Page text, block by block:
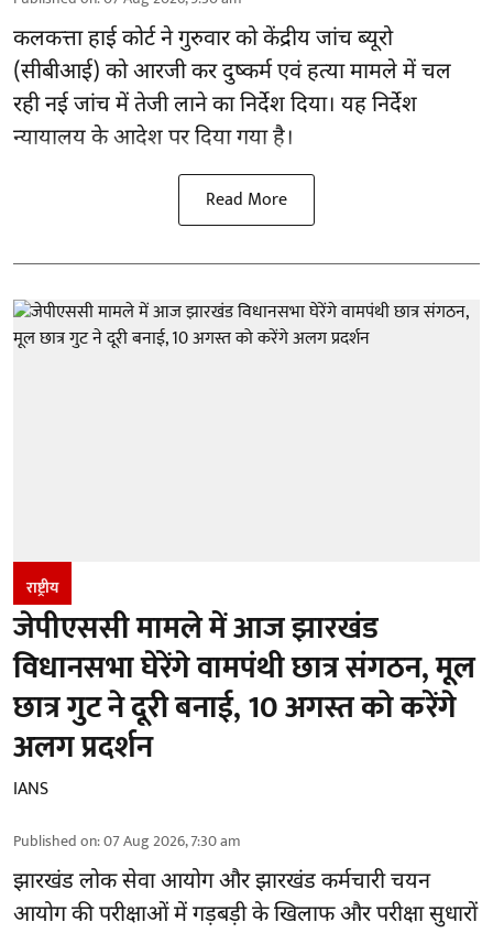
कलकत्ता हाई कोर्ट ने गुरुवार को केंद्रीय जांच ब्यूरो
(सीबीआई) कोआरजी कर दुष्कर्म एवं हत्या मामलेमें चल
रही नई जांच में तेजी लाने का निर्देश दिया। यह निर्देश
न्यायालय के आदेश पर दिया गया है।
Read More
राष्ट्रीय
जेपीएससी मामले में आज झारखंड
विधानसभा घेरेंगे वामपंथी छात्र संगठन, मूल
छात्र गुट ने दूरी बनाई, 10 अगस्त को करेंगे
अलग प्रदर्शन
IANS
Published on:07 Aug 2026, 7:30 am
झारखंडलोक सेवा आयोग और झारखंड कर्मचारी चयन
आयोग की परीक्षाओं में गड़बड़ी के खिलाफ और परीक्षा सुधारों